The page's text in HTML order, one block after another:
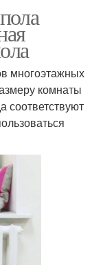
многоэтажных
комнаты
соответствуют